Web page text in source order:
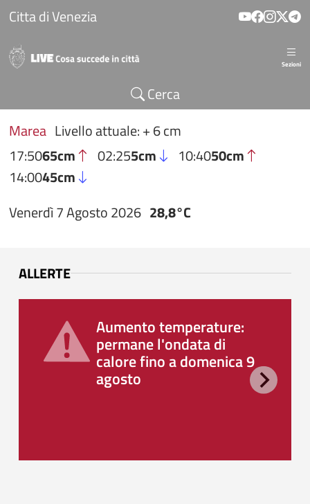
Salta al contenuto principale
Citta di Venezia
Sezioni
Cerca
Marea Livello attuale: + 6 cm
17:5065cm 02:255cm 10:4050cm
14:0045cm
Venerdì 7 Agosto 2026 28,8°C
ALLERTE
Aumento temperature:
permane l'ondata di
calore fino a domenica 9
agosto